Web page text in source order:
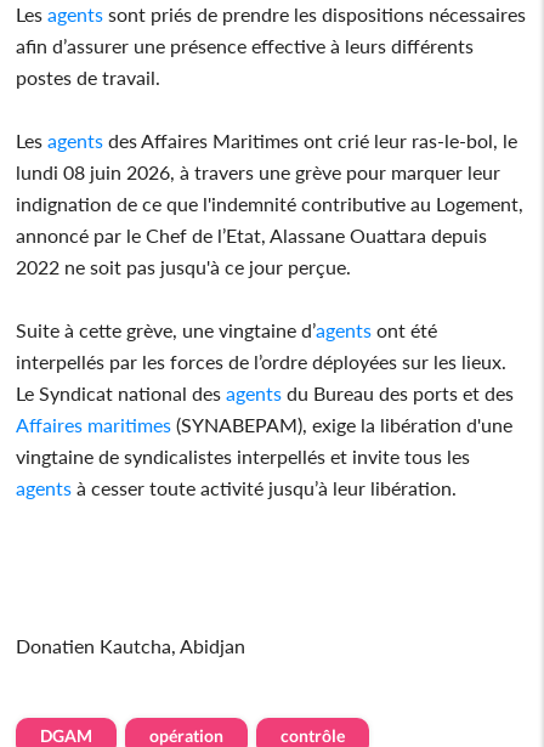
Lesagents sont priés de prendre les dispositions nécessaires
afin d’assurer une présence effective à leurs différents
postes de travail.
Lesagents des Affaires Maritimes ont crié leur ras-le-bol, le
lundi 08 juin 2026, à travers une grève pour marquer leur
indignation de ce que l'indemnité contributive au Logement,
annoncé par le Chef de l’Etat, Alassane Ouattara depuis
2022 ne soit pas jusqu'à ce jour perçue.
Suite à cette grève, une vingtaine d’agents ont été
interpellés par les forces de l’ordre déployées sur les lieux.
Le Syndicat national desagents du Bureau des ports et des
Affaires maritimes (SYNABEPAM), exige la libération d'une
vingtaine de syndicalistes interpellés et invite tous les
agents à cesser toute activité jusqu’à leur libération.
Donatien Kautcha, Abidjan
DGAM opération contrôle